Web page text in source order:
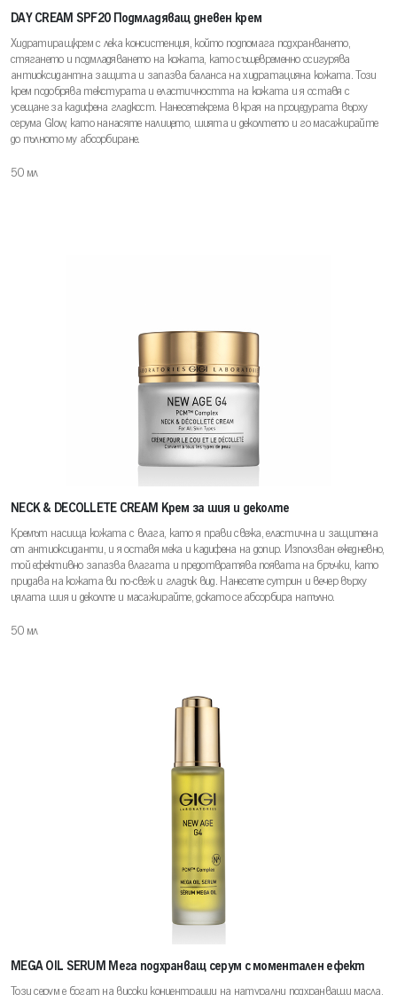
DAY CREAM SPF20 Подмладяващ дневен крем
Хидратиращкрем с лека консистенция, който подпомага подхранването,
стягането и подмладяването на кожата, като същевременно осигурява
антиоксидантна защита и запазва баланса на хидратацияна кожата. Този
крем подобрява текстурата и еластичността на кожата и я оставя с
усещане за кадифена гладкост. Нанесетекрема в края на процедурата върху
серума Glow, като нанасяте налицето, шията и деколтето и го масажирайте
до пълното му абсорбиране.
50 мл
NECK & DECOLLETE CREAM Крем за шия и деколте
Кремът насища кожата с влага, като я прави свежа, еластична и защитена
от антиоксиданти, и я оставя мека и кадифена на допир. Използван ежедневно,
той ефективно запазва влагата и предотвратява появата на бръчки, като
придава на кожата ви по-свеж и гладък вид. Нанесете сутрин и вечер върху
цялата шия и деколте и масажирайте, докато се абсорбира напълно.
50 мл
MEGA OIL SERUM Мега подхранващ серум с моментален ефект
Този серум е богат на високи концентрации на натурални подхранващи масла,